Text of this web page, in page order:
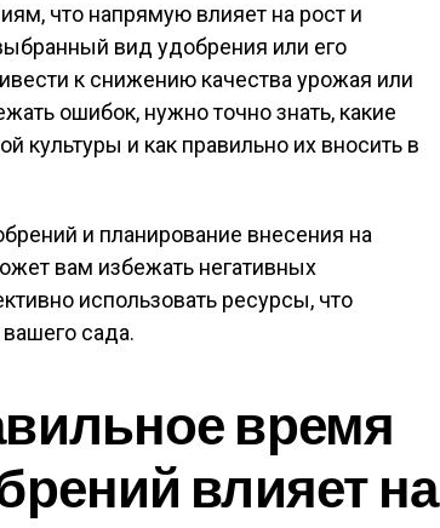
что напрямую влияет на рост и
вид удобрения или его
к снижению качества урожая или
ошибок, нужно точно знать, какие
и как правильно их вносить в
и планирование внесения на
вам избежать негативных
использовать ресурсы, что
сада.
время
влияет на